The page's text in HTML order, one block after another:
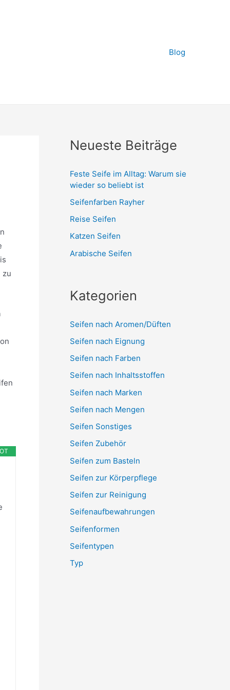
Blog
zu
Neueste Beiträge
Feste Seife im Alltag: Warum sie
wieder so beliebt ist
Seifenfarben Rayher
Reise Seifen
Katzen Seifen
Arabische Seifen
Kategorien
Seifen nach Aromen/Düften
Seifen nach Eignung
Seifen nach Farben
Seifen nach Inhaltsstoffen
Seifen nach Marken
Seifen nach Mengen
Seifen Sonstiges
Seifen Zubehör
Seifen zum Basteln
Seifen zur Körperpflege
Seifen zur Reinigung
Seifenaufbewahrungen
Seifenformen
Seifentypen
Typ